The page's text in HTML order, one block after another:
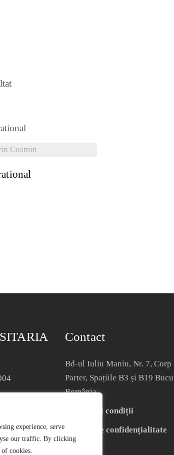
experience, serve
our traffic. By clicking
cookies.
Cosmin
Contact
Bd-ul Iuliu Maniu, Nr. 7, Corp
Parter, Spațiile B3 și B19
România
Termeni și condiții
Politică de confidențialitate